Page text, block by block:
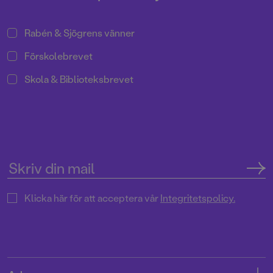
Rabén & Sjögrens vänner
Förskolebrevet
Skola & Biblioteksbrevet
Klicka här för att acceptera vårIntegritetspolicy.